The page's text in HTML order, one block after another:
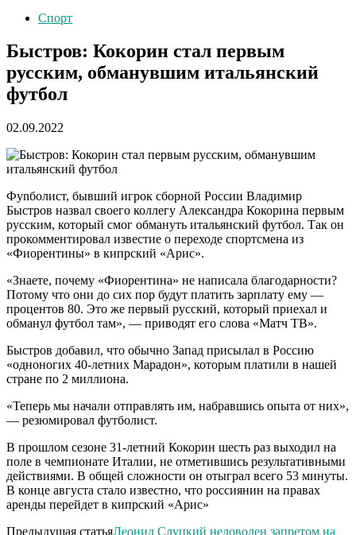
Спорт
Быстров: Кокорин стал первым
русским, обманувшим итальянский
футбол
02.09.2022
Фуnболист, бывший игрок сборной России Владимир
Быстров назвал своего коллегу Александра Кокорина первым
русским, который смог обмануть итальянский футбол. Так он
прокомментировал известие о переходе спортсмена из
«Фиорентины» в кипрский «Арис».
«Знаете, почему «Фиорентина» не написала благодарности?
Потому что они до сих пор будут платить зарплату ему —
процентов 80. Это же первый русский, который приехал и
обманул футбол там», — приводят его слова «Матч ТВ».
Быстров добавил, что обычно Запад присылал в Россию
«одноногих 40-летних Марадон», которым платили в нашей
стране по 2 миллиона.
«Теперь мы начали отправлять им, набравшись опыта от них»,
— резюмировал футболист.
В прошлом сезоне 31-летний Кокорин шесть раз выходил на
поле в чемпионате Италии, не отметившись результативными
действиями. В общей сложности он отыграл всего 53 минуты.
В конце августа стало известно, что россиянин на правах
аренды перейдет в кипрский «Арис»
Предыдущая статьяЛеонид Слуцкий недоволен запретом на